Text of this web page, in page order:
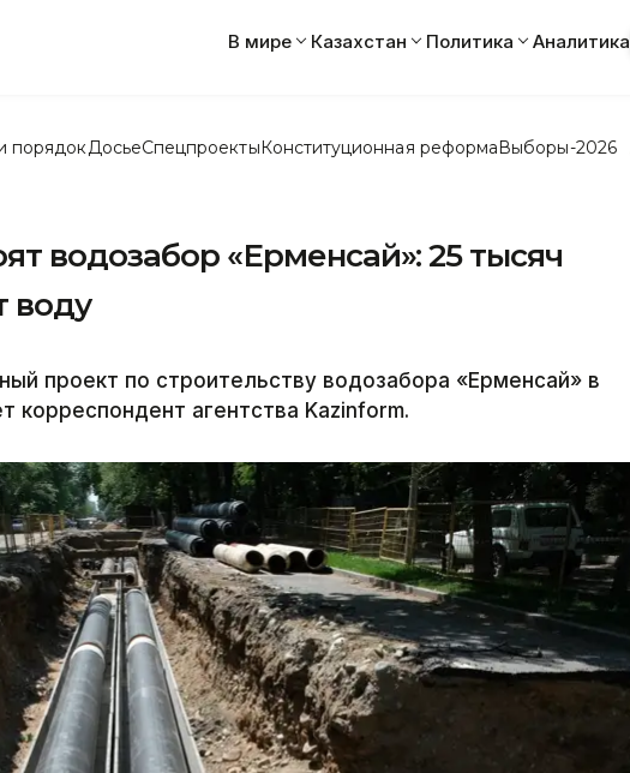
В мире Казахстан Политика Аналитика
порядок ДосьеСпецпроектыКонституционная реформаВыборы-2026
водозабор «Ерменсай»: 25 тысяч
воду
проект по строительству водозабора «Ерменсай» в
корреспондент агентства Kazinform.